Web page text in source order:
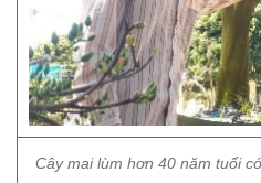
Cây mai lùm hơn 40 năm tuổi